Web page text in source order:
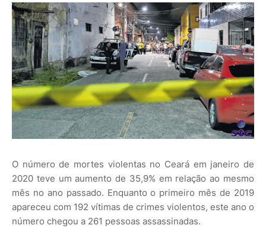
O número de mortes violentas no Ceará em janeiro de
2020 teve um aumento de 35,9% em relação ao mesmo
mês no ano passado. Enquanto o primeiro mês de 2019
apareceu com 192 vítimas de crimes violentos, este ano o
número chegou a 261 pessoas assassinadas.